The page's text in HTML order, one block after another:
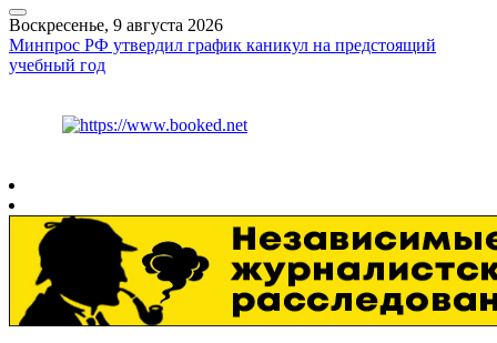
Воскресенье, 9 августа 2026
Минпрос РФ утвердил график каникул на предстоящий
учебный год